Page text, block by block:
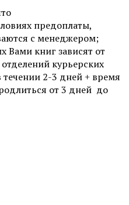
предоплаты,
с менеджером;
Вами книг зависят от
курьерских
течении 2-3 дней + время
от 3 дней до